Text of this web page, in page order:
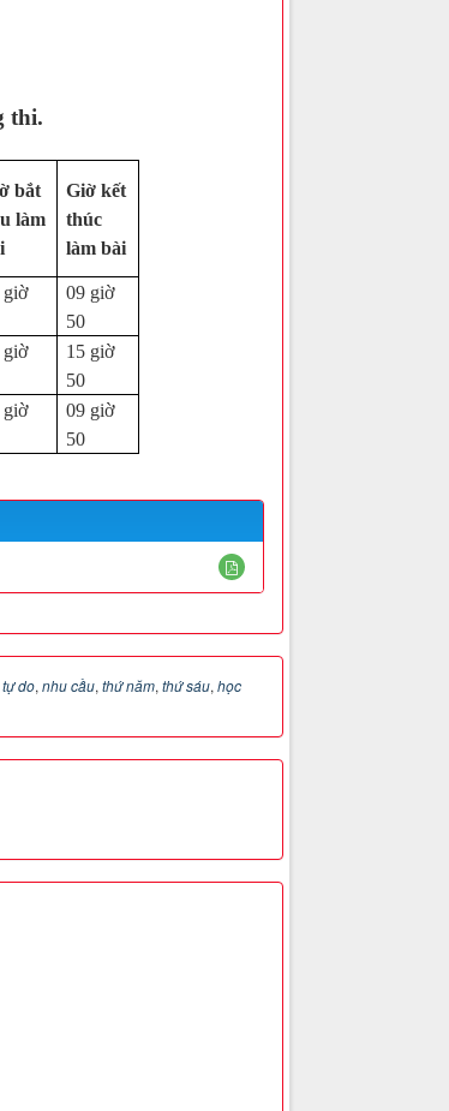
thi.
bắt
làm
Giờ kết
thúc
làm bài
giờ
09 giờ
50
giờ
15 giờ
50
giờ
09 giờ
50
tự do, nhu cầu, thứ năm, thứ sáu, học